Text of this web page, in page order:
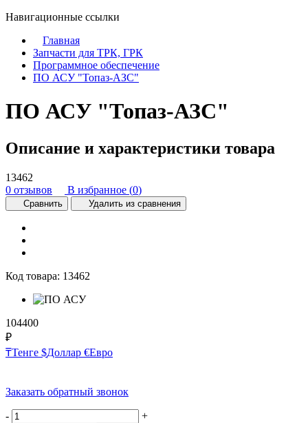
Навигационные ссылки
Главная
Запчасти для ТРК, ГРК
Программное обеспечение
ПО АСУ "Топаз-АЗС"
ПО АСУ "Топаз-АЗС"
Описание и характеристики товара
13462
0 отзывов
В избранное (0)
Сравнить Удалить из сравнения
Код товара: 13462
104400
₽
₸Тенге $Доллар €Евро
Заказать обратный звонок
- +